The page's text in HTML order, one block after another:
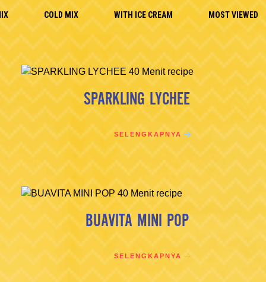
COLD MIX WITH ICE CREAM MOST VIEWED
SPARKLING LYCHEE
SELENGKAPNYA
BUAVITA MINI POP
SELENGKAPNYA